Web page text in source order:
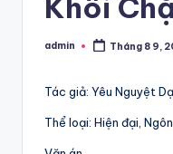
Posted
admin Tháng 8 9,
Tác giả: Yêu Nguyệt Dạ
Thể loại: Hiện đại,